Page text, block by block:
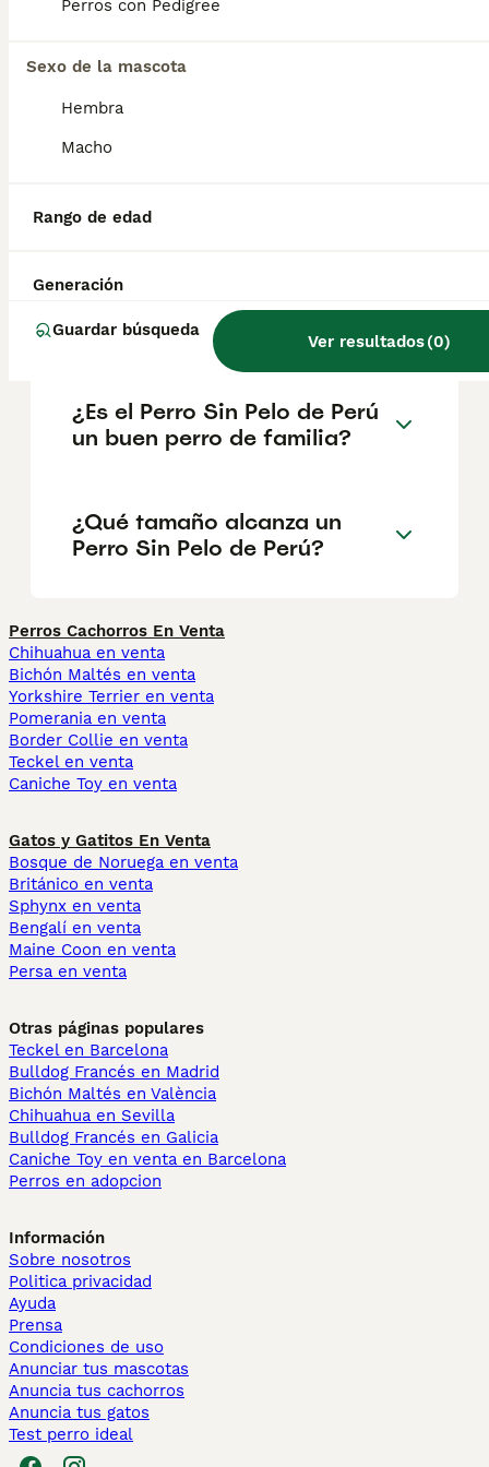
Perros con Pedigree
Sexo de la mascota
Hembra
Macho
Rango de edad
Generación
Guardar búsqueda
Ver resultados(0)
humano. Además, es considerado Patrimonio
346.
existe en Perú?
peruano en España?
¿Es el Perro Sin Pelo de Perú
un buen perro de familia?
¿Qué tamaño alcanza un
Perro Sin Pelo de Perú?
Perros Cachorros En Venta
Chihuahua en venta
Bichón Maltés en venta
Yorkshire Terrier en venta
Pomerania en venta
Border Collie en venta
Teckel en venta
Caniche Toy en venta
Gatos y Gatitos En Venta
Bosque de Noruega en venta
Británico en venta
Sphynx en venta
Bengalí en venta
Maine Coon en venta
Persa en venta
Otras páginas populares
Teckel en Barcelona
Bulldog Francés en Madrid
Bichón Maltés en València
Chihuahua en Sevilla
Bulldog Francés en Galicia
Caniche Toy en venta en Barcelona
Perros en adopcion
Información
Sobre nosotros
Politica privacidad
Ayuda
Prensa
Condiciones de uso
Anunciar tus mascotas
Anuncia tus cachorros
Anuncia tus gatos
Test perro ideal